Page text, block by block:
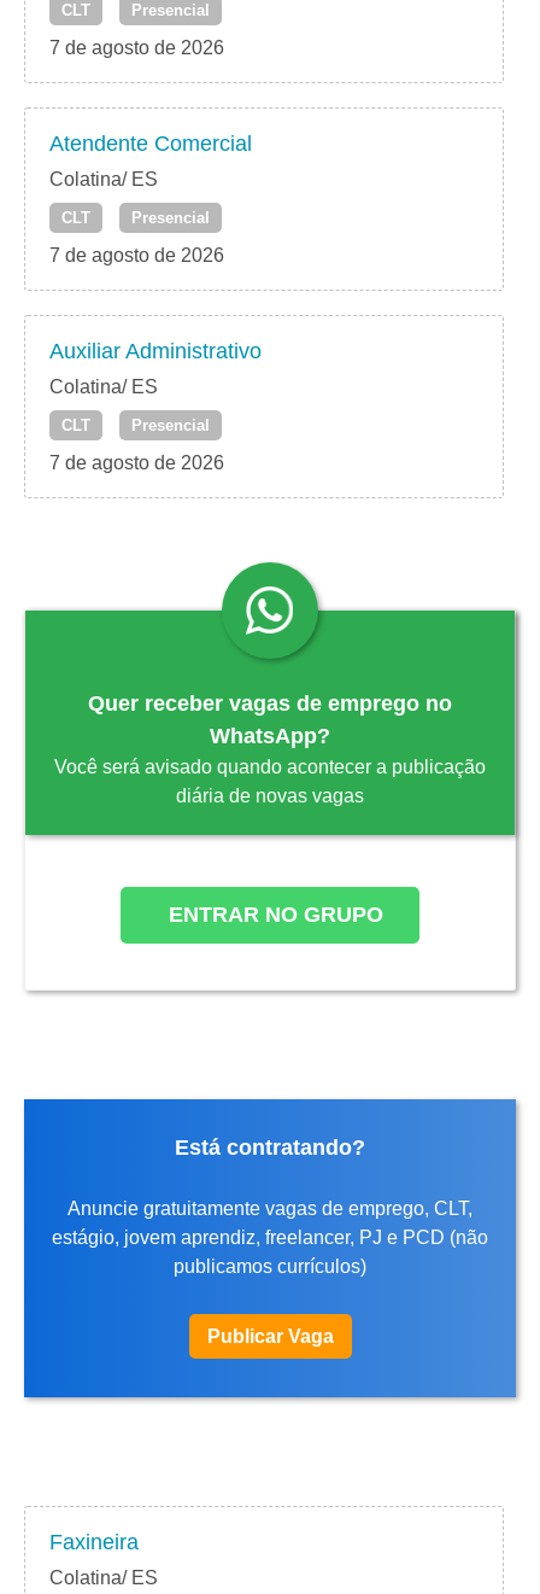
CLT Presencial
7 de agosto de 2026
Atendente Comercial
Colatina/ ES
CLT Presencial
7 de agosto de 2026
Auxiliar Administrativo
Colatina/ ES
CLT Presencial
7 de agosto de 2026
Quer receber vagas de emprego no
WhatsApp?
Você será avisado quando acontecer a publicação
diária de novas vagas
ENTRAR NO GRUPO
Está contratando?
Anuncie gratuitamente vagas de emprego, CLT,
estágio, jovem aprendiz, freelancer, PJ e PCD (não
publicamos currículos)
Publicar Vaga
Faxineira
Colatina/ ES